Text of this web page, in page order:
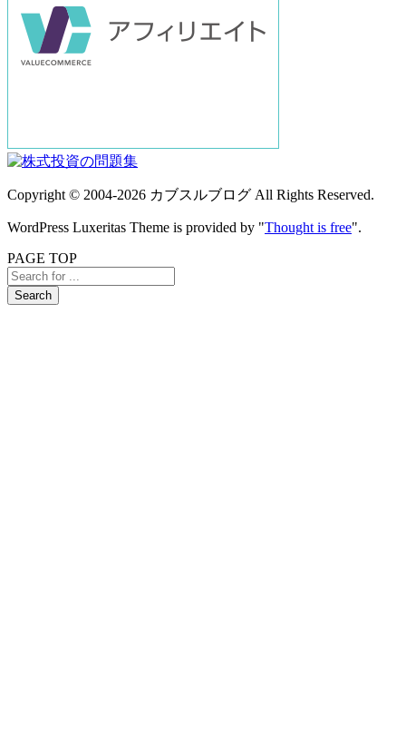
Copyright © 2004-2026 カブスルブログ All Rights Reserved.
WordPress Luxeritas Theme is provided by "Thought is free".
PAGE TOP